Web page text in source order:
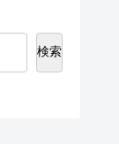
検索